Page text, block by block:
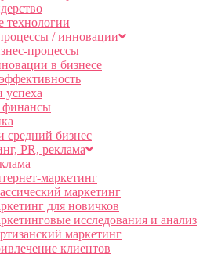
технологии
/ инновации
процессы
в бизнесе
успеха
бизнес
PR, реклама
маркетинг
маркетинг
для новичков
исследования и анализ
маркетинг
клиентов